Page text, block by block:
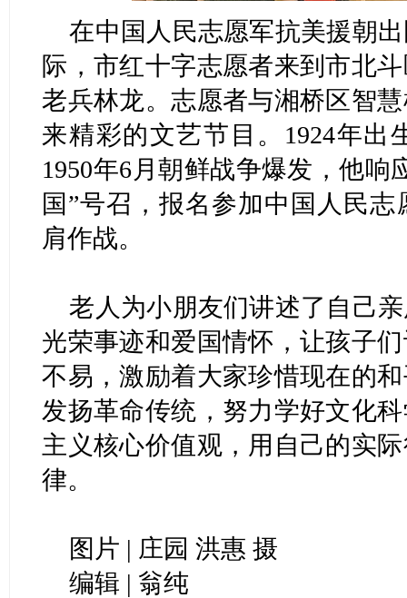
在中国人民志愿军抗美援朝
际，市红十字志愿者来到市北
老兵林龙。志愿者与湘桥区智
来精彩的文艺节目。1924年出
1950年6月朝鲜战争爆发，他响
国”号召，报名参加中国人民
肩作战。
老人为小朋友们讲述了自己
光荣事迹和爱国情怀，让孩子
不易，激励着大家珍惜现在的
发扬革命传统，努力学好文化
主义核心价值观，用自己的实
律。
图片 | 庄园 洪惠 摄
编辑 | 翁纯